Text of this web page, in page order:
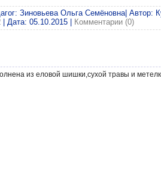
Зиновьева Ольга Семёновна| Автор:
| Дата: 05.10.2015 Комментарии (0)
из еловой шишки,сухой травы и